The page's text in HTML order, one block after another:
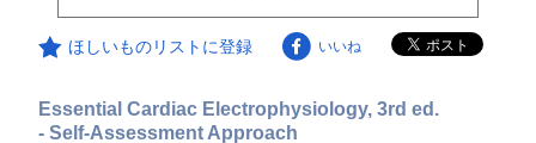
ほしいものリストに登録 いいね
Essential Cardiac Electrophysiology, 3rd ed.
- Self-Assessment Approach